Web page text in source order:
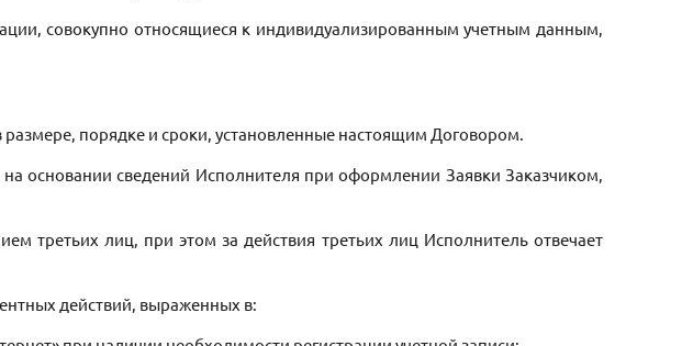
совокупно относящиеся к индивидуализированным учетным данным,
размере, порядке и сроки, установленные настоящим Договором.
основании сведений Исполнителя при оформлении Заявки Заказчиком,
третьих лиц, при этом за действия третьих лиц Исполнитель отвечает
действий, выраженных в: